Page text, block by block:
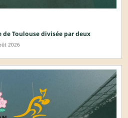
de Toulouse divisée par deux
2026